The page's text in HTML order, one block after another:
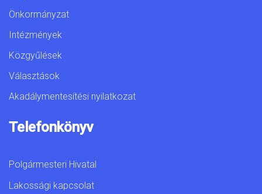
Önkormányzat
Intézmények
Közgyűlések
Választások
Akadálymentesítési nyilatkozat
Telefonkönyv
Polgármesteri Hivatal
Lakossági kapcsolat